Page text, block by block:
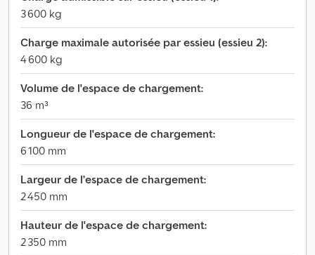
3 600 kg
Charge maximale autorisée par essieu (essieu 2):
4 600 kg
Volume de l'espace de chargement:
36 m³
Longueur de l'espace de chargement:
6 100 mm
Largeur de l’espace de chargement:
2 450 mm
Hauteur de l'espace de chargement:
2 350 mm